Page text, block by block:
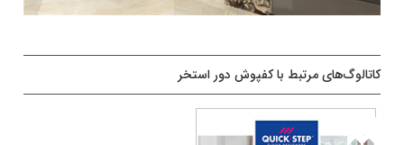
کاتالوگ‌های مرتبط با کفپوش دور استخر